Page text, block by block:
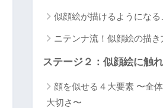
似顔絵が描けるようになる
ニテンナ流！似顔絵の描き
ステージ２：似顔絵に触
顔を似せる４大要素 〜全
大切さ〜